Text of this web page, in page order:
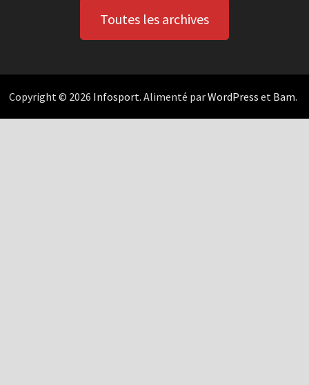
Toutes les archives
Copyright © 2026 Infosport. Alimenté parWordPress et Bam.